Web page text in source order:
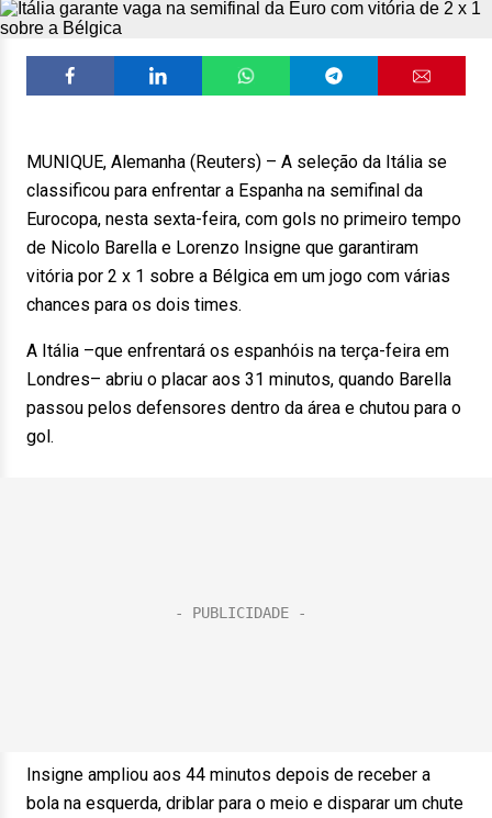
MUNIQUE, Alemanha (Reuters) – A seleção da Itália se
classificou para enfrentar a Espanha na semifinal da
Eurocopa, nesta sexta-feira, com gols no primeiro tempo
de Nicolo Barella e Lorenzo Insigne que garantiram
vitória por 2 x 1 sobre a Bélgica em um jogo com várias
chances para os dois times.
A Itália –que enfrentará os espanhóis na terça-feira em
Londres– abriu o placar aos 31 minutos, quando Barella
passou pelos defensores dentro da área e chutou para o
gol.
Insigne ampliou aos 44 minutos depois de receber a
bola na esquerda, driblar para o meio e disparar um chute